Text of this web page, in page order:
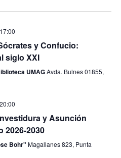
17:00
y Confucio:
siglo XXI
UMAGAvda. Bulnes 01855,
20:00
y Asunción
2026-2030
Bohr" Magallanes 823, Punta